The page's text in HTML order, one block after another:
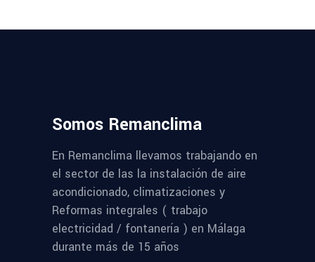
Somos Remanclima
En Remanclima llevamos trabajando en
el sector de las la instalación de aire
acondicionado, climatizaciones y
Reformas integrales ( trabajo
electricidad / fontanería ) en Málaga
durante más de 15 años